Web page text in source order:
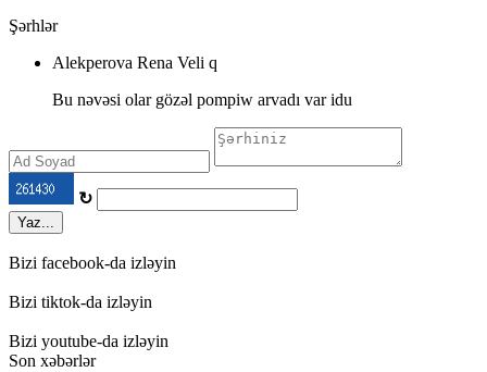
Şərhlər
Аlekperova Rena Veli q
Bu nəvəsi olar gözəl pompiw arvadı var idu
↻
Yaz...
Bizi facebook-da izləyin
Bizi tiktok-da izləyin
Bizi youtube-da izləyin
Son xəbərlər